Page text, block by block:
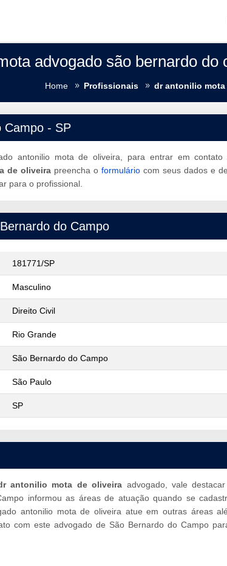
advogado são bernardo do
Home Profissionais dr antonilio
Campo - SP
antonilio mota de oliveira, para entrar em
de oliveira preencha o formulário com seus dados e
para o profissional.
do Campo
181771/SP
Masculino
Direito Civil
Rio Grande
São Bernardo do Campo
São Paulo
SP
antonilio mota de oliveira advogado, vale
informou as áreas de atuação quando se
antonilio mota de oliveira atue em outras áreas
com este advogado de São Bernardo do Campo